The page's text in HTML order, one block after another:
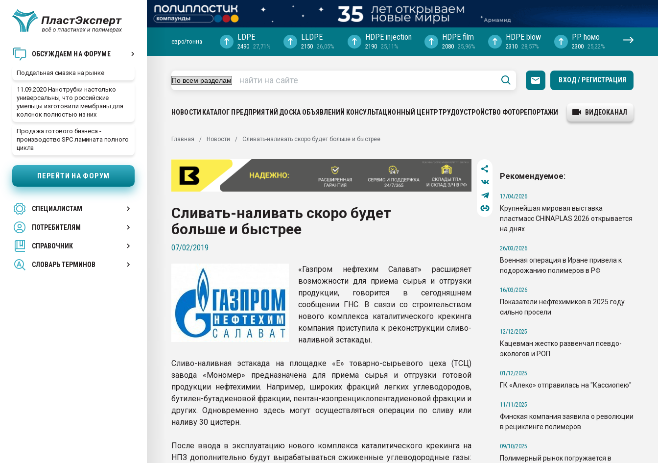
ОБСУЖДАЕМ НА ФОРУМЕ
Поддельная смазка на рынке
11.09.2020 Нанотрубки настолько
универсальны, что российские
умельцы изготовили мембраны для
колонок полностью из них
Продажа готового бизнеса -
производство SPC ламината полного
цикла
ПЕРЕЙТИ НА ФОРУМ
СПЕЦИАЛИСТАМ
ПОТРЕБИТЕЛЯМ
СПРАВОЧНИК
СЛОВАРЬ ТЕРМИНОВ
ближайшее подмосковье, с.-в.
Подмосковье, Москва
первый план в переработке
28.07.2026 "Технониколь" довольна
Всё, что касается выдува ПЭТ
Материал поверхности пуансона для
Продам отходы Композиция
поликарбоната и АБС-пластика
Armaloy PC/ABS-1IM черный цвет
евро/тонна LDPE
2490 27,71%
LLDPE
2150 26,05%
HDPE injection
2190 25,11%
HDPE film
2080 25,96%
HDPE blow
2310 28,57%
PP hомо
2300 25,22%
ВХОД / РЕГИСТРАЦИЯ
НОВОСТИ КАТАЛОГ ПРЕДПРИЯТИЙ ДОСКА ОБЪЯВЛЕНИЙ КОНСУЛЬТАЦИОННЫЙ ЦЕНТРТРУДОУСТРОЙСТВО ФОТОРЕПОРТАЖИ ВИДЕОКАНАЛ
Главная Новости Сливать-наливать скоро будет больше и быстрее
Сливать-наливать скоро будет
больше и быстрее
07/02/2019
«Газпром нефтехим Салават» расширяет
возможности для приема сырья и отгрузки
продукции, говорится в сегодняшнем
сообщении ГНС. В связи со строительством
нового комплекса каталитического крекинга
компания приступила к реконструкции сливо-
наливной эстакады.
Сливо-наливная эстакада на площадке «Е» товарно-сырьевого цеха (ТСЦ)
завода «Мономер» предназначена для приема сырья и отгрузки готовой
продукции нефтехимии. Например, широких фракций легких углеводородов,
бутилен-бутадиеновой фракции, пентан-изопренциклопентадиеновой фракции и
других. Одновременно здесь могут осуществляться операции по сливу или
наливу 30 цистерн.
После ввода в эксплуатацию нового комплекса каталитического крекинга на
НПЗ дополнительно будут вырабатываться сжиженные углеводородные газы:
Рекомендуемое:
17/04/2026
Крупнейшая мировая выставка
пластмасс CHINAPLAS 2026 открывается
на днях
26/03/2026
Военная операция в Иране привела к
подорожанию полимеров в РФ
16/03/2026
Показатели нефтехимиков в 2025 году
сильно просели
12/12/2025
Кацевман жестко развенчал псевдо-
экологов и РОП
01/12/2025
ГК «Алеко» отправилась на "Кассиопею"
11/11/2025
Финская компания заявила о революции
в рециклинге полимеров
09/10/2025
Полимерный рынок погружается в